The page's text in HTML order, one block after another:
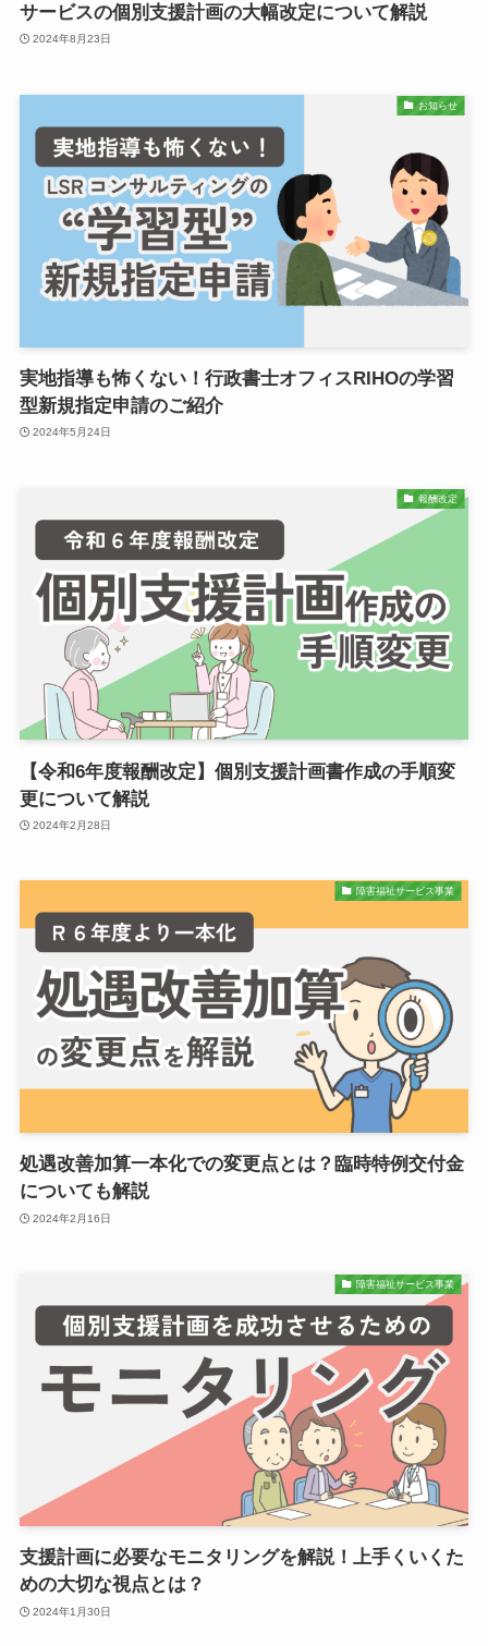
サービスの個別支援計画の大幅改定について解説
2024年8月23日
お知らせ
実地指導も怖くない！行政書士オフィスRIHOの学習
型新規指定申請のご紹介
2024年5月24日
報酬改定
【令和6年度報酬改定】個別支援計画書作成の手順変
更について解説
2024年2月28日
障害福祉サービス事業
処遇改善加算一本化での変更点とは？臨時特例交付金
についても解説
2024年2月16日
障害福祉サービス事業
支援計画に必要なモニタリングを解説！上手くいくた
めの大切な視点とは？
2024年1月30日